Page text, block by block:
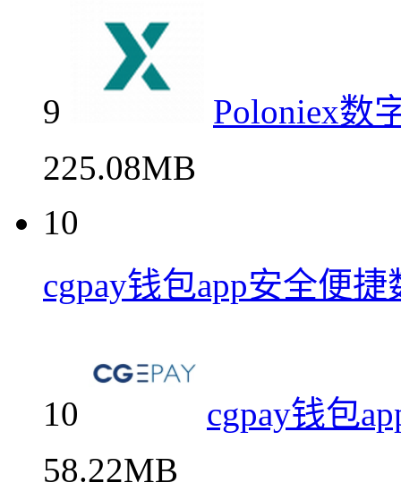
9
Poloniex数
225.08MB
10
cgpay钱包app安全便
10
cgpay钱包
58.22MB